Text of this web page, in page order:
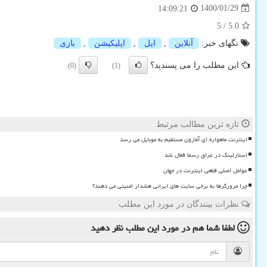
1400/01/29
14:09:21
5.0
/
5
تگهای خبر:
آنلاین , اپل , اپلیكیشن , بازی
این مطلب را می پسندید؟ (1)
(0)
تازه ترین مطالب مرتبط
اینترنت ماهواره ای آمازون مستقیم به موبایل می رسد
استارلینک در عراق رسما فعال شد
عوامل اصلی قطعی اینترنت در جهان
چرا مرورگرها به برخی سایت های ایرانی هشدار امنیتی می دهند؟
نظرات بینندگان در مورد این مطلب
لطفا شما همدر مورد این مطلبنظر دهید